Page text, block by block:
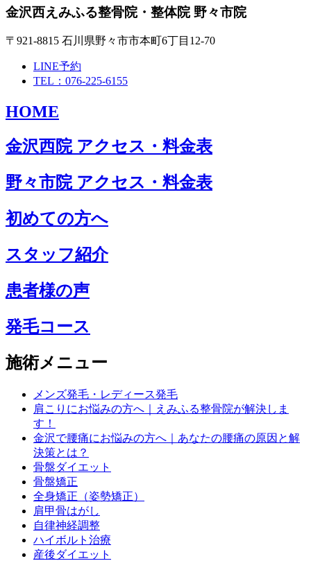
金沢西えみふる整骨院・整体院 野々市院
〒921-8815 石川県野々市市本町6丁目12-70
LINE予約
TEL：076-225-6155
HOME
金沢西院 アクセス・料金表
野々市院 アクセス・料金表
初めての方へ
スタッフ紹介
患者様の声
発毛コース
施術メニュー
メンズ発毛・レディース発毛
肩こりにお悩みの方へ｜えみふる整骨院が解決しま
す！
金沢で腰痛にお悩みの方へ｜あなたの腰痛の原因と解
決策とは？
骨盤ダイエット
骨盤矯正
全身矯正（姿勢矯正）
肩甲骨はがし
自律神経調整
ハイボルト治療
産後ダイエット